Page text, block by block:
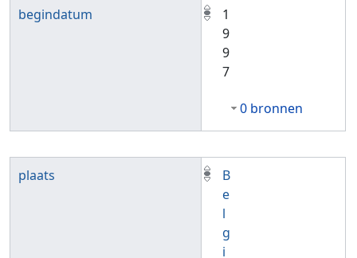
begindatum
1
9
9
7
0 bronnen
plaats
B
e
l
g
i